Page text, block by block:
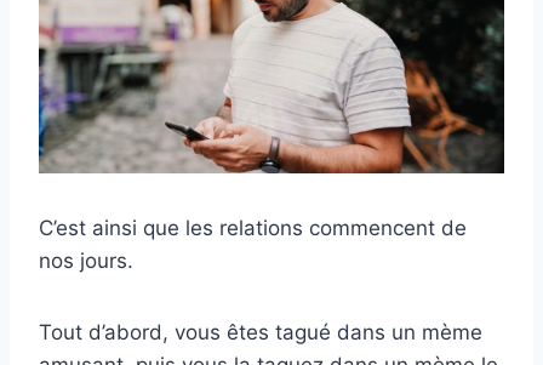
C’est ainsi que les relations commencent de
nos jours.
Tout d’abord, vous êtes tagué dans un mème